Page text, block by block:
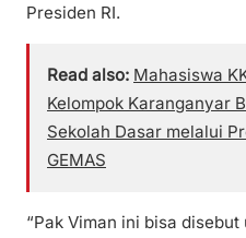
Presiden RI.
Read also: Mahasiswa
Kelompok Karanganyar
Sekolah Dasar melalui
GEMAS
“Pak Viman ini bisa